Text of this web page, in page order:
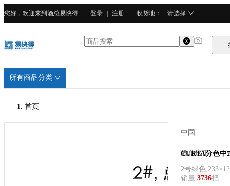
您好，欢迎来到酒总易快得 登录 注册 收货地 ： 请选择
所有商品分类
首页
中国
酒总庖丁
CURTA分色中
2号绿色
销量:3736把